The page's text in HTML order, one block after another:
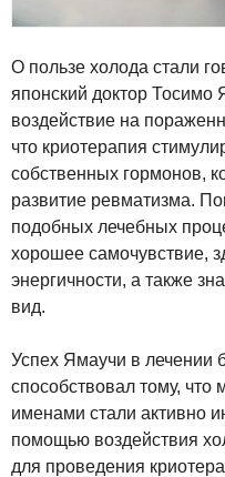
О пользе холода стали
японский доктор Тосимо
воздействие на
что криотерапия
собственных гормонов,
развитие ревматизма.
подобных лечебных
хорошее самочувствие,
энергичности, а также
вид.
Успех Ямаучи в лечении
способствовал тому,
именами стали активно
помощью воздействия
для проведения